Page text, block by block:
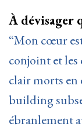
À dévisager
“Mon cœur
conjoint et
clair morts en
building
ébranlement